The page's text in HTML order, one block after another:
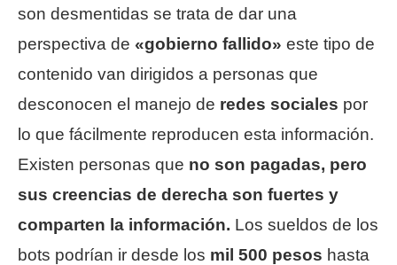
son desmentidas se trata de dar una
perspectiva de «gobierno fallido» este tipo de
contenido van dirigidos a personas que
desconocen el manejo de redes sociales por
lo que fácilmente reproducen esta información.
Existen personas que no son pagadas, pero
sus creencias de derecha son fuertes y
comparten la información. Los sueldos de los
bots podrían ir desde los mil 500 pesos hasta